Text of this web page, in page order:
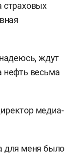
страховых
ждут
нефть весьма
медиа-
для меня было